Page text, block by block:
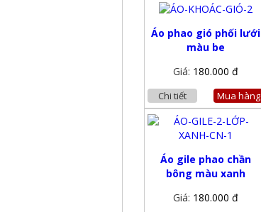
Áo phao gió phối lưới
màu be
Giá: 180.000 đ
Chi tiết Mua hàng
Áo gile phao chần
bông màu xanh
Giá: 180.000 đ